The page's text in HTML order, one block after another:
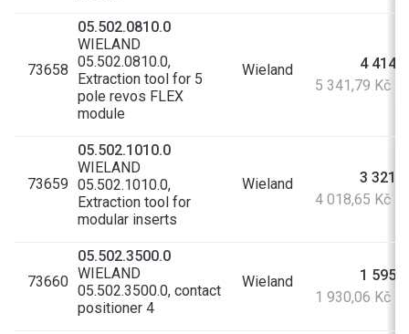
73658
05.502.0810.0
WIELAND
05.502.0810.0,
Extraction tool for 5
pole revos FLEX
module
Wieland
4
5 341,79 Kč s
73659
05.502.1010.0
WIELAND
05.502.1010.0,
Extraction tool for
modular inserts
Wieland
3
4 018,65 Kč s
73660
05.502.3500.0
WIELAND
05.502.3500.0, contact
positioner 4
Wieland
1
1 930,06 Kč s